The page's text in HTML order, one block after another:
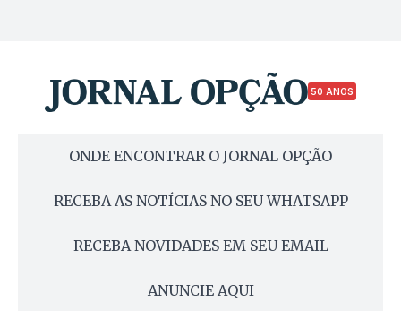
50 ANOS
ONDE ENCONTRAR O JORNAL OPÇÃO
RECEBA AS NOTÍCIAS NO SEU WHATSAPP
RECEBA NOVIDADES EM SEU EMAIL
ANUNCIE AQUI